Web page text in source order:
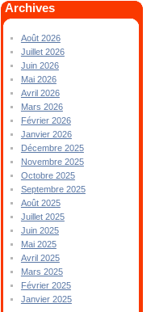
Archives
Août 2026
Juillet 2026
Juin 2026
Mai 2026
Avril 2026
Mars 2026
Février 2026
Janvier 2026
Décembre 2025
Novembre 2025
Octobre 2025
Septembre 2025
Août 2025
Juillet 2025
Juin 2025
Mai 2025
Avril 2025
Mars 2025
Février 2025
Janvier 2025